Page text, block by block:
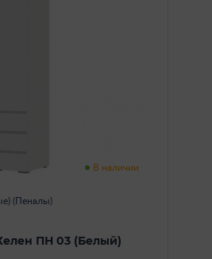
В наличии
(Пеналы)
ПН 03 (Белый)